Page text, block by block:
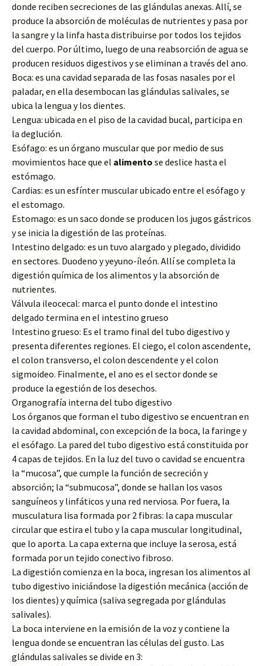
donde reciben secreciones de las glándulas anexas. Allí, se
produce la absorción de moléculas de nutrientes y pasa por
la sangre y la linfa hasta distribuirse por todos los tejidos
del cuerpo. Por último, luego de una reabsorción de agua se
producen residuos digestivos y se eliminan a través del ano.
Boca: es una cavidad separada de las fosas nasales por el
paladar, en ella desembocan las glándulas salivales, se
ubica la lengua y los dientes.
Lengua: ubicada en el piso de la cavidad bucal, participa en
la deglución.
Esófago: es un órgano muscular que por medio de sus
movimientos hace que el alimento se deslice hasta el
estómago.
Cardias: es un esfínter muscular ubicado entre el esófago y
el estomago.
Estomago: es un saco donde se producen los jugos gástricos
y se inicia la digestión de las proteínas.
Intestino delgado: es un tuvo alargado y plegado, dividido
en sectores. Duodeno y yeyuno-íleón. Allí se completa la
digestión química de los alimentos y la absorción de
nutrientes.
Válvula ileocecal: marca el punto donde el intestino
delgado termina en el intestino grueso
Intestino grueso: Es el tramo final del tubo digestivo y
presenta diferentes regiones. El ciego, el colon ascendente,
el colon transverso, el colon descendente y el colon
sigmoideo. Finalmente, el ano es el sector donde se
produce la egestión de los desechos.
Organografía interna del tubo digestivo
Los órganos que forman el tubo digestivo se encuentran en
la cavidad abdominal, con excepción de la boca, la faringe y
el esófago. La pared del tubo digestivo está constituida por
4 capas de tejidos. En la luz del tuvo o cavidad se encuentra
la “mucosa”, que cumple la función de secreción y
absorción; la “submucosa”, donde se hallan los vasos
sanguíneos y linfáticos y una red nerviosa. Por fuera, la
musculatura lisa formada por 2 fibras: la capa muscular
circular que estira el tubo y la capa muscular longitudinal,
que lo aporta. La capa externa que incluye la serosa, está
formada por un tejido conectivo fibroso.
La digestión comienza en la boca, ingresan los alimentos al
tubo digestivo iniciándose la digestión mecánica (acción de
los dientes) y química (saliva segregada por glándulas
salivales).
La boca interviene en la emisión de la voz y contiene la
lengua donde se encuentran las células del gusto. Las
glándulas salivales se divide en 3: